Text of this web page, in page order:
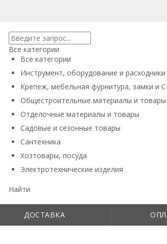
Все категории
Все категории
Инструмент, оборудование и расходники
Крепеж, мебельная фурнитура, замки и
Общестроительные материалы и товары
Отделочные материалы и товары
Садовые и сезонные товары
Сантехника
Хозтовары, посуда
Электротехнические изделия
Найти
ДОСТАВКА